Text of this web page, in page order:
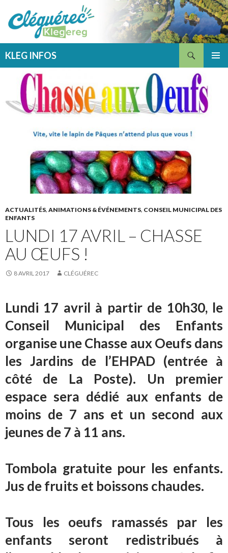
KLEG INFOS
CONTENU
ACTUALITÉS, ANIMATIONS & ÉVÉNEMENTS, CONSEIL MUNICIPAL DES
ENFANTS
LUNDI 17 AVRIL – CHASSE
AU ŒUFS !
8 AVRIL 2017 CLÉGUÉREC
Lundi 17 avril à partir de 10h30, le
Conseil Municipal des Enfants
organise une Chasse aux Oeufs dans
les Jardins de l’EHPAD (entrée à
côté de La Poste). Un premier
espace sera dédié aux enfants de
moins de 7 ans et un second aux
jeunes de 7 à 11 ans.
Tombola gratuite pour les enfants.
Jus de fruits et boissons chaudes.
Tous les oeufs ramassés par les
enfants seront redistribués à